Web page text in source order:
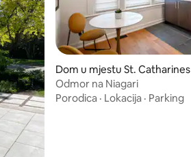
Dom u mjestu St. Catharines
Odmor na Niagari
Porodica · Lokacija · Parking